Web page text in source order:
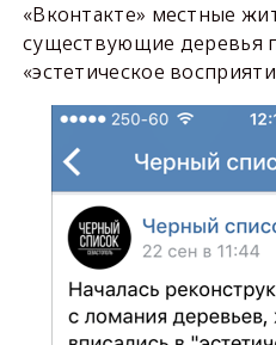
«Вконтакте» местные
существующие деревья
«эстетическое